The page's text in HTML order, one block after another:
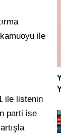
ile
ile listenin
parti ise